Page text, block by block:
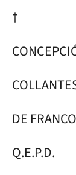
†
DE FRANCO
Q.E.P.D.